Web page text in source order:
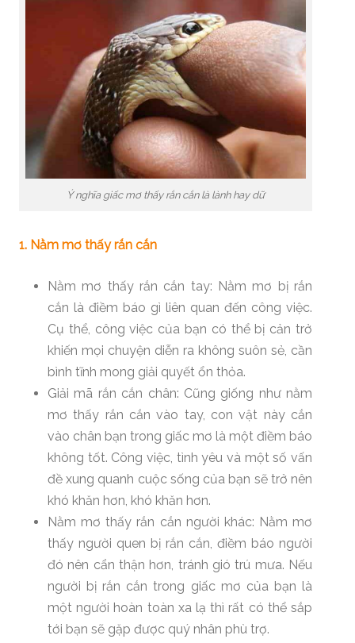
Ý nghĩa giấc mơ thấy rắn cắn là lành hay dữ
1. Nằm mơ thấy rắn cắn
Nằm mơ thấy rắn cắn tay: Nằm mơ bị rắn
cắn là điềm báo gì liên quan đến công việc.
Cụ thể, công việc của bạn có thể bị cản trở
khiến mọi chuyện diễn ra không suôn sẻ, cần
bình tĩnh mong giải quyết ổn thỏa.
Giải mã rắn cắn chân: Cũng giống như nằm
mơ thấy rắn cắn vào tay, con vật này cắn
vào chân bạn trong giấc mơ là một điềm báo
không tốt. Công việc, tình yêu và một số vấn
đề xung quanh cuộc sống của bạn sẽ trở nên
khó khăn hơn, khó khăn hơn.
Nằm mơ thấy rắn cắn người khác: Nằm mơ
thấy người quen bị rắn cắn, điềm báo người
đó nên cẩn thận hơn, tránh gió trú mưa. Nếu
người bị rắn cắn trong giấc mơ của bạn là
một người hoàn toàn xa lạ thì rất có thể sắp
tới bạn sẽ gặp được quý nhân phù trợ.